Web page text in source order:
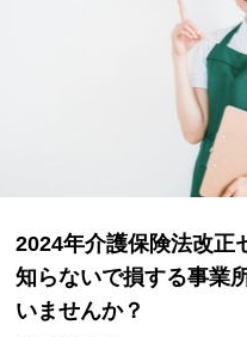
2024年介護保険法改正
知らないで損する事業
いませんか？